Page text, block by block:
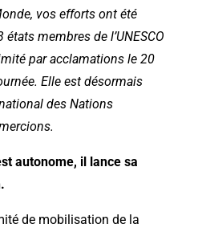
vos efforts ont été
membres de l’UNESCO
par acclamations le 20
Elle est désormais
des Nations
autonome, il lance sa
de mobilisation de la